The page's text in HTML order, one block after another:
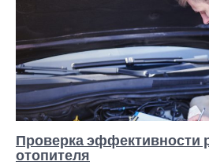
Проверка эффективности
отопителя